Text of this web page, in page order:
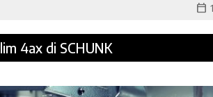
calendar_today
4ax di SCHUNK